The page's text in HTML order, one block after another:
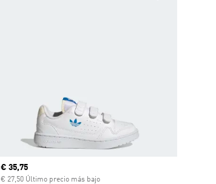
Precio actual
€ 35,75
€ 27,50 Último precio más bajo